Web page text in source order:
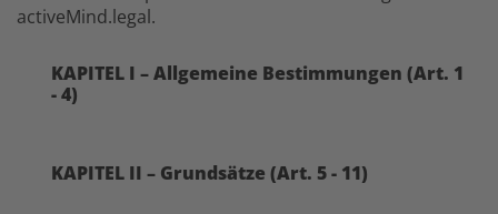
activeMind.legal.
KAPITEL I – Allgemeine Bestimmungen (Art. 1
- 4)
KAPITEL II – Grundsätze (Art. 5 - 11)